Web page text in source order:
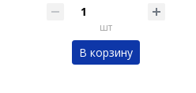
шт
В корзину